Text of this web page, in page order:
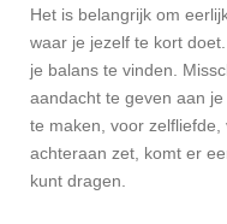
Het is belangrijk om
waar je jezelf te kort
je balans te vinden.
aandacht te geven aan
te maken, voor
achteraan zet, komt er
kunt dragen.